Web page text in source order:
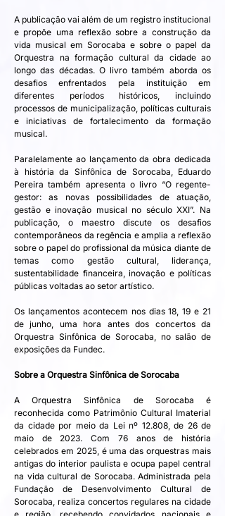
A publicação vai além de um registro institucional
e propõe uma reflexão sobre a construção da
vida musical em Sorocaba e sobre o papel da
Orquestra na formação cultural da cidade ao
longo das décadas. O livro também aborda os
desafios enfrentados pela instituição em
diferentes períodos históricos, incluindo
processos de municipalização, políticas culturais
e iniciativas de fortalecimento da formação
musical.
Paralelamente ao lançamento da obra dedicada
à história da Sinfônica de Sorocaba, Eduardo
Pereira também apresenta o livro “O regente-
gestor: as novas possibilidades de atuação,
gestão e inovação musical no século XXI”. Na
publicação, o maestro discute os desafios
contemporâneos da regência e amplia a reflexão
sobre o papel do profissional da música diante de
temas como gestão cultural, liderança,
sustentabilidade financeira, inovação e políticas
públicas voltadas ao setor artístico.
Os lançamentos acontecem nos dias 18, 19 e 21
de junho, uma hora antes dos concertos da
Orquestra Sinfônica de Sorocaba, no salão de
exposições da Fundec.
Sobre a Orquestra Sinfônica de Sorocaba
A Orquestra Sinfônica de Sorocaba é
reconhecida como Patrimônio Cultural Imaterial
da cidade por meio da Lei nº 12.808, de 26 de
maio de 2023. Com 76 anos de história
celebrados em 2025, é uma das orquestras mais
antigas do interior paulista e ocupa papel central
na vida cultural de Sorocaba. Administrada pela
Fundação de Desenvolvimento Cultural de
Sorocaba, realiza concertos regulares na cidade